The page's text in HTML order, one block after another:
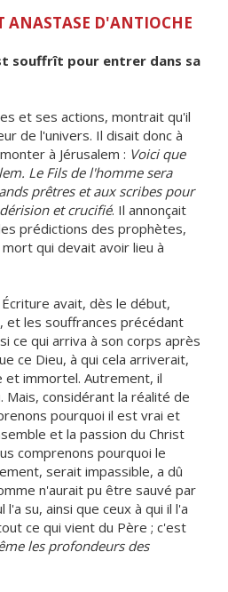
ANASTASE D'ANTIOCHE
souffrît pour entrer dans sa
et ses actions, montrait qu'il
de l'univers. Il disait donc à
à Jérusalem : Voici que
Le Fils de l'homme sera
prêtres et aux scribes pour
et crucifié. Il annonçait
prédictions des prophètes,
qui devait avoir lieu à
avait, dès le début,
et les souffrances précédant
ce qui arriva à son corps après
ce Dieu, à qui cela arriverait,
immortel. Autrement, il
Mais, considérant la réalité de
pourquoi il est vrai et
et la passion du Christ
comprenons pourquoi le
serait impassible, a dû
n'aurait pu être sauvé par
l'a su, ainsi que ceux à qui il l'a
ce qui vient du Père ; c'est
les profondeurs des